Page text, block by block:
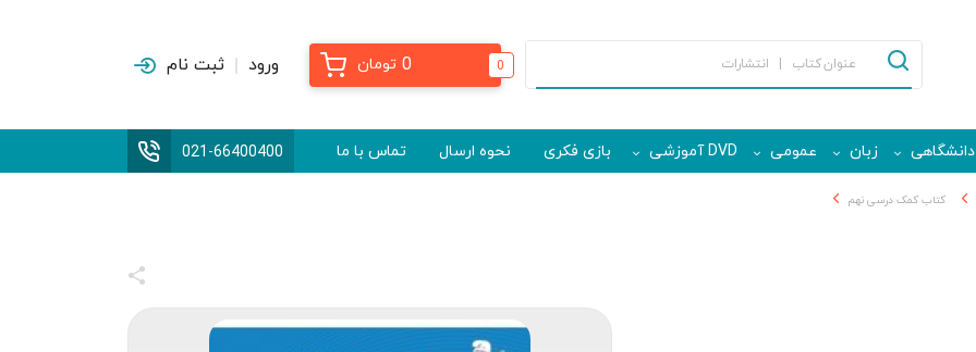
0
0 تومان ورود ثبت نام
دانشگاهی زبان عمومی DVD آموزشی بازی فکری نحوه ارسال تماس با ما 021-66400400
کتاب کمک درسی نهم